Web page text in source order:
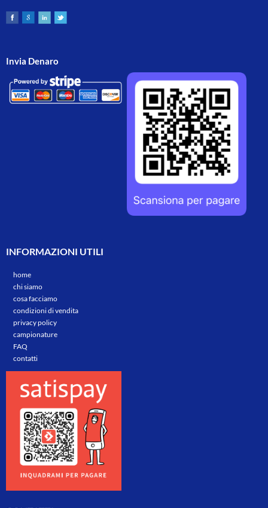
Invia Denaro
INFORMAZIONI UTILI
home
chi siamo
cosa facciamo
condizioni di vendita
privacy policy
campionature
FAQ
contatti